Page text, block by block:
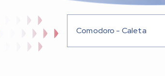
Comodoro - Caleta